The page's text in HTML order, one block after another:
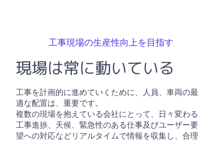
工事現場の生産性向上を目指す
現場は常に動いている
工事を計画的に進めていくために、人員、車両の最
適な配置は、重要です。
複数の現場を抱えている会社にとって、日々変わる
工事進捗、天候、緊急性のある仕事及びユーザー要
望への対応などリアルタイムで情報を収集し、合理